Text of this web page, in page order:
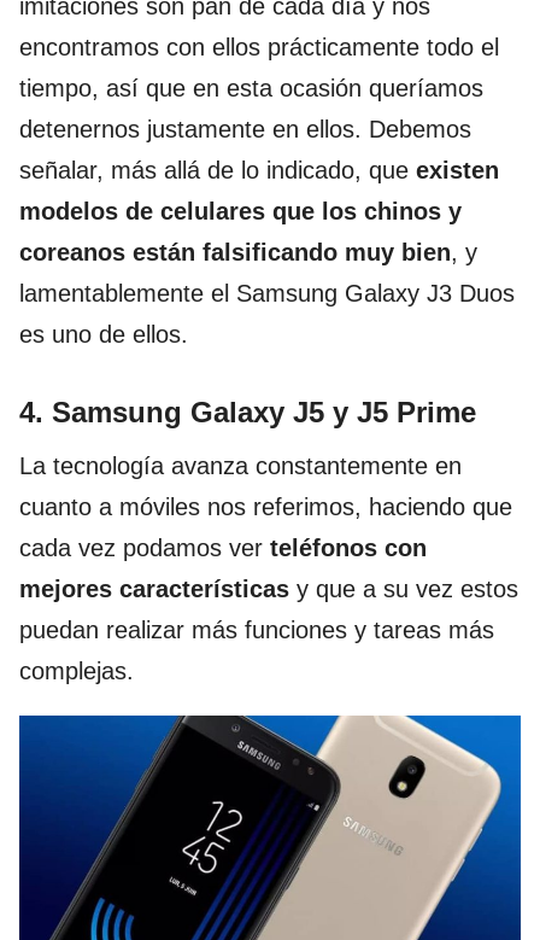
imitaciones son pan de cada día y nos
encontramos con ellos prácticamente todo el
tiempo, así que en esta ocasión queríamos
detenernos justamente en ellos. Debemos
señalar, más allá de lo indicado, que existen
modelos de celulares que los chinos y
coreanos están falsificando muy bien, y
lamentablemente el Samsung Galaxy J3 Duos
es uno de ellos.
4. Samsung Galaxy J5 y J5 Prime
La tecnología avanza constantemente en
cuanto a móviles nos referimos, haciendo que
cada vez podamos ver teléfonos con
mejores características y que a su vez estos
puedan realizar más funciones y tareas más
complejas.